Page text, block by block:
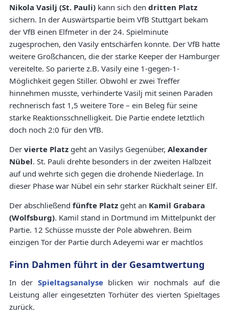
Nikola Vasilj (St. Pauli) kann sich den dritten Platz
sichern. In der Auswärtspartie beim VfB Stuttgart bekam
der VfB einen Elfmeter in der 24. Spielminute
zugesprochen, den Vasily entschärfen konnte. Der VfB hatte
weitere Großchancen, die der starke Keeper der Hamburger
vereitelte. So parierte z.B. Vasily eine 1-gegen-1-
Möglichkeit gegen Stiller. Obwohl er zwei Treffer
hinnehmen musste, verhinderte Vasilj mit seinen Paraden
rechnerisch fast 1,5 weitere Tore – ein Beleg für seine
starke Reaktionsschnelligkeit. Die Partie endete letztlich
doch noch 2:0 für den VfB.
Der vierte Platz geht an Vasilys Gegenüber, Alexander
Nübel. St. Pauli drehte besonders in der zweiten Halbzeit
auf und wehrte sich gegen die drohende Niederlage. In
dieser Phase war Nübel ein sehr starker Rückhalt seiner Elf.
Der abschließend fünfte Platz geht an Kamil Grabara
(Wolfsburg). Kamil stand in Dortmund im Mittelpunkt der
Partie. 12 Schüsse musste der Pole abwehren. Beim
einzigen Tor der Partie durch Adeyemi war er machtlos
Finn Dahmen führt in der Gesamtwertung
In der Spieltagsanalyseblicken wir nochmals auf die
Leistung aller eingesetzten Torhüter des vierten Spieltages
zurück.